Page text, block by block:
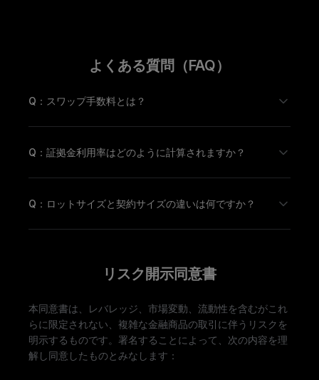
よくある質問（FAQ）
Q：スワップ手数料とは？
Q：証拠金利用率はどのように計算されますか？
Q：ロットサイズと契約サイズの違いは何ですか？
リスク開示同意書
本同意書は、レバレッジ、市場変動、流動性を含むがこれ
らに限定されない、複雑な金融商品の取引に伴うリスクを
明示するものです。署名することによって、次の内容を理
解し同意したものとみなします：